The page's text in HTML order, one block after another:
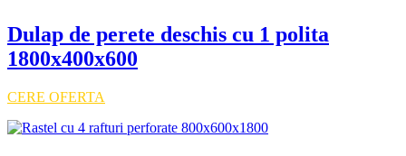
Dulap de perete deschis cu 1 polita
1800x400x600
CERE OFERTA